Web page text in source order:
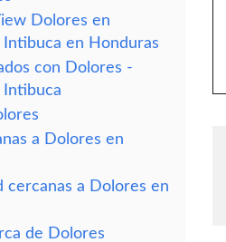
Dolores en
en Honduras
con Dolores -
Intibuca
a Dolores en
cercanas a Dolores en
de Dolores